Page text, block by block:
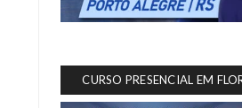
CURSO PRESENCIAL EM